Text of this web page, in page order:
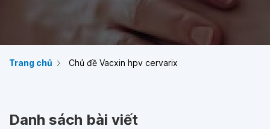
Trang chủ Chủ đề Vacxin hpv cervarix
Danh sách bài viết